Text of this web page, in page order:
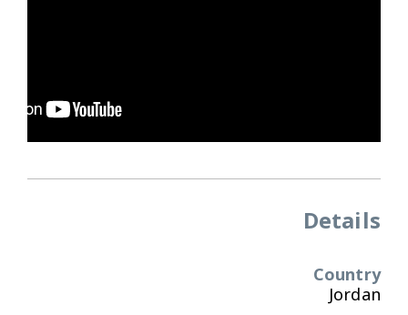
Details
Country
Jordan